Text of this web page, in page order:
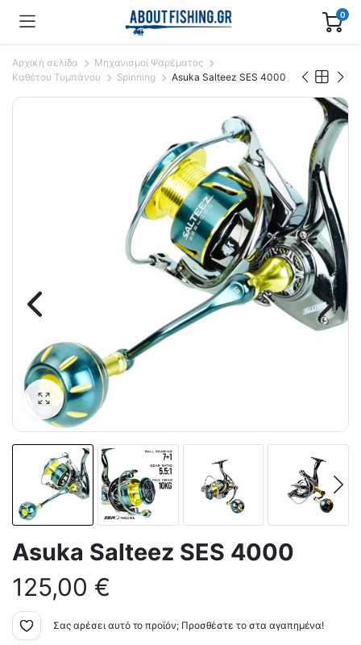
0
Αρχική σελίδα
Μηχανισμοί Ψαρέματος
Καθέτου Τυμπάνου
Spinning Asuka Salteez SES 4000
Asuka Salteez SES 4000
125,00 €
Σας αρέσει αυτό το προϊόν; Προσθέστε το στα αγαπημένα!